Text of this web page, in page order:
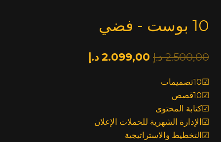
10 بوست - فضي
2.500,00 د.إ السعر
2.099,00 د.إ
☑10تصميمات
☑10قصص
☑كتابة المحتوى
☑الإدارة الشهرية للحملات الإعلان
☑التخطيط والاستراتيجية